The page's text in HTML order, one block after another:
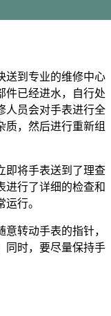
送到专业的维修中心
件已经进水，自行处
人员会对手表进行全
质，然后进行重新组
即将手表送到了理查
进行了详细的检查和
行。
转动手表的指针，
同时，要尽量保持手